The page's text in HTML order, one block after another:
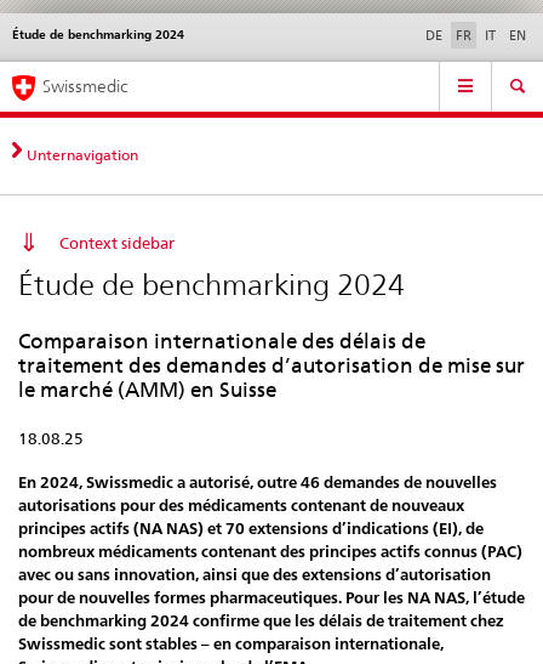
Navigation
directe:
actualités,
bases
contact
Actualités & Mises à
normes
Contact | Support &
aide
Étude de benchmarking 2024 DE FR IT EN
Service
Navigation
Swissmedic
Unternavigation
Context sidebar
Étude de benchmarking 2024
Comparaison internationale des délais de
traitement des demandes d’autorisation de mise sur
le marché (AMM) en Suisse
18.08.25
En 2024, Swissmedic a autorisé, outre 46 demandes de nouvelles
autorisations pour des médicaments contenant de nouveaux
principes actifs (NA NAS) et 70 extensions d’indications (EI), de
nombreux médicaments contenant des principes actifs connus (PAC)
avec ou sans innovation, ainsi que des extensions d’autorisation
pour de nouvelles formes pharmaceutiques. Pour les NA NAS, l’étude
de benchmarking 2024 confirme que les délais de traitement chez
Swissmedic sont stables – en comparaison internationale,